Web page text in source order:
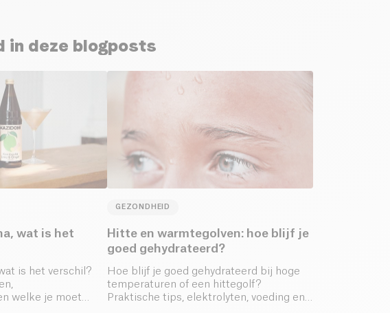
in deze blogposts
wat is het
is het verschil?
welke je moet
GEZONDHEID
Hitte en warmtegolven: hoe blijf je
goed gehydrateerd?
Hoe blijf je goed gehydrateerd bij hoge
temperaturen of een hittegolf?
Praktische tips, elektrolyten, voeding en